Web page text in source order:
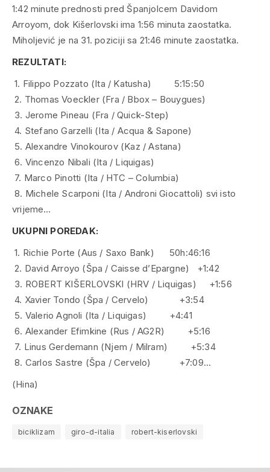
1:42 minute prednosti pred Španjolcem Davidom
Arroyom, dok Kišerlovski ima 1:56 minuta zaostatka.
Miholjević je na 31. poziciji sa 21:46 minute zaostatka.
REZULTATI:
1. Filippo Pozzato (Ita / Katusha) 5:15:50
2. Thomas Voeckler (Fra / Bbox – Bouygues)
3. Jerome Pineau (Fra / Quick-Step)
4. Stefano Garzelli (Ita / Acqua & Sapone)
5. Alexandre Vinokourov (Kaz / Astana)
6. Vincenzo Nibali (Ita / Liquigas)
7. Marco Pinotti (Ita / HTC – Columbia)
8. Michele Scarponi (Ita / Androni Giocattoli) svi isto
vrijeme…
UKUPNI POREDAK:
1. Richie Porte (Aus / Saxo Bank) 50h:46:16
2. David Arroyo (Špa / Caisse d’Epargne) +1:42
3. ROBERT KIŠERLOVSKI (HRV / Liquigas) +1:56
4. Xavier Tondo (Špa / Cervelo) +3:54
5. Valerio Agnoli (Ita / Liquigas) +4:41
6. Alexander Efimkine (Rus / AG2R) +5:16
7. Linus Gerdemann (Njem / Milram) +5:34
8. Carlos Sastre (Špa / Cervelo) +7:09…
(Hina)
OZNAKE
biciklizam giro-d-italia robert-kiserlovski